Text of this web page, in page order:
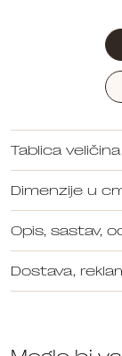
Tablica veličina
Dimenzije u
Opis, sastav,
Dostava,